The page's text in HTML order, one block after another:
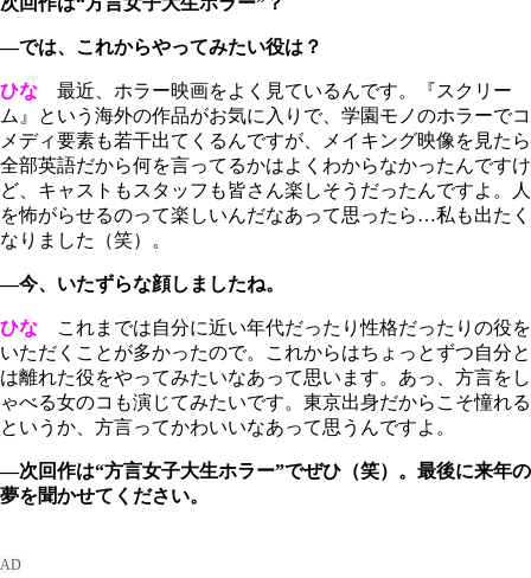
―では、これからやってみたい役は？
ひな 最近、ホラー映画をよく見ているんです。『スクリー
ム』という海外の作品がお気に入りで、学園モノのホラーでコ
メディ要素も若干出てくるんですが、メイキング映像を見たら
全部英語だから何を言ってるかはよくわからなかったんですけ
ど、キャストもスタッフも皆さん楽しそうだったんですよ。人
を怖がらせるのって楽しいんだなあって思ったら…私も出たく
なりました（笑）。
―今、いたずらな顔しましたね。
ひな これまでは自分に近い年代だったり性格だったりの役を
いただくことが多かったので。これからはちょっとずつ自分と
は離れた役をやってみたいなあって思います。あっ、方言をし
ゃべる女のコも演じてみたいです。東京出身だからこそ憧れる
というか、方言ってかわいいなあって思うんですよ。
―次回作は“方言女子大生ホラー”でぜひ（笑）。最後に来年の
夢を聞かせてください。